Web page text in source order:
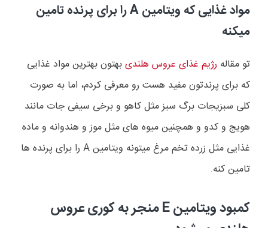
مواد غذایی که ویتامینAرا برای پرنده تامین
میکنه
تو مقاله رژیم غذای عروس هلندیبهتون بهترین مواد غذایی
که برای پرندتون مفید هست رو معرفی کردم، اما به صورت
کلی سبزیجات برگ سبز مثل کاهو و برخی سیفی جات مانند
هویج و کدو و همچنین میوه های مثل موز و هندوانه و ماده
غذایی مثل زرده تخم مرغ میتونه ویتامینA را برای پرنده ها
تامین کنه.
کمبود ویتامینEمنجر به کوری عروس